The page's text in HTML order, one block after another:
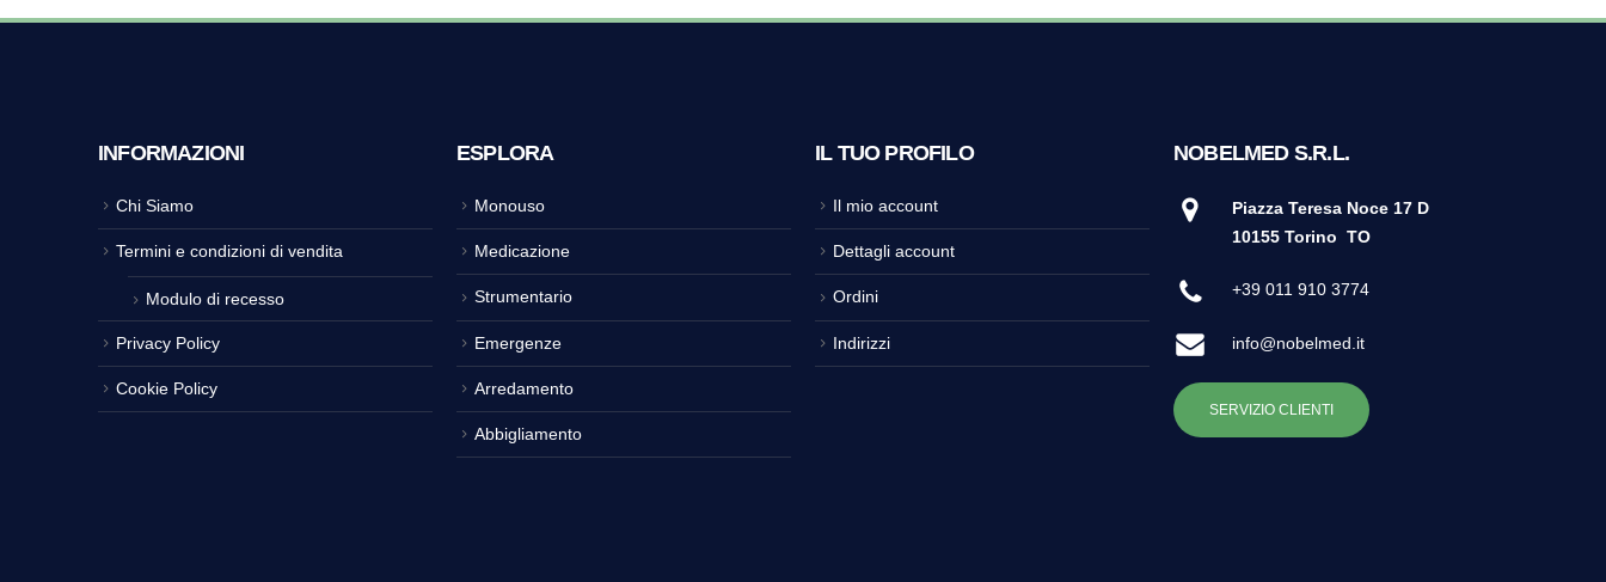
INFORMAZIONI
Chi Siamo
Termini e condizioni di vendita
Modulo di recesso
Privacy Policy
Cookie Policy
ESPLORA
Monouso
Medicazione
Strumentario
Emergenze
Arredamento
Abbigliamento
IL TUO PROFILO
Il mio account
Dettagli account
Ordini
Indirizzi
NOBELMED S.R.L.
Piazza Teresa Noce 17 D
10155 Torino TO
+39 011 910 3774
info@nobelmed.it
SERVIZIO CLIENTI